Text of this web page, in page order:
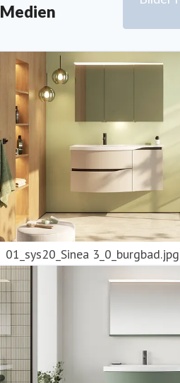
Leitung Marketing
+49 (0) 29
Medien
01_sys20_Sinea 3_0_burgbad.jpg